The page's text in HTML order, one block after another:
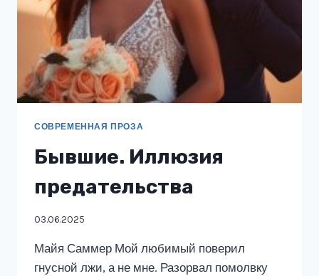
СОВРЕМЕННАЯ ПРОЗА
Бывшие. Иллюзия
предательства
03.06.2025
Майя Саммер Мой любимый поверил
гнусной лжи, а не мне. Разорвал помолвку